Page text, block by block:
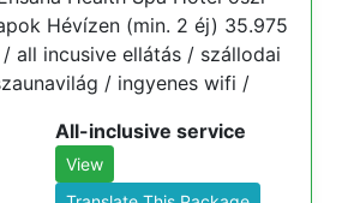
Hévízen (min. 2 éj) 35.975
all incusive ellátás / szállodai
/ ingyenes wifi /
All-inclusive service
View